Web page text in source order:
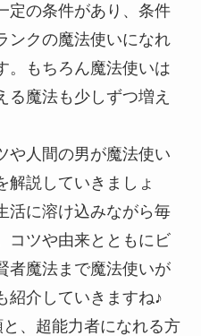
定の条件があり、条件
ンクの魔法使いになれ
。もちろん魔法使いは
る魔法も少しずつ増え
や人間の男が魔法使い
解説していきましょ
活に溶け込みながら毎
コツや由来とともにビ
者魔法まで魔法使いが
紹介していきますね♪
、超能力者になれる方